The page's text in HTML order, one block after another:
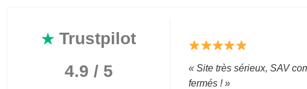
★ Trustpilot
4.9 / 5
« Site très sérieux, SAV
fermés ! »